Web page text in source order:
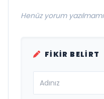
Henüz yorum
FIKIR BELIRT